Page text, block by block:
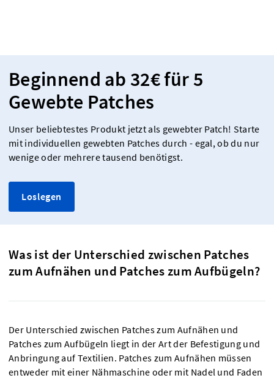
Beginnend ab 32€ für 5
Gewebte Patches
Unser beliebtestes Produkt jetzt als gewebter Patch! Starte
mit individuellen gewebten Patches durch - egal, ob du nur
wenige oder mehrere tausend benötigst.
Loslegen
Was ist der Unterschied zwischen Patches
zum Aufnähen und Patches zum Aufbügeln?
Der Unterschied zwischen Patches zum Aufnähen und
Patches zum Aufbügeln liegt in der Art der Befestigung und
Anbringung auf Textilien. Patches zum Aufnähen müssen
entweder mit einer Nähmaschine oder mit Nadel und Faden